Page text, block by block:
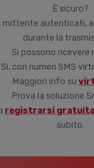
È sicuro?
mittente autenticati,
durante la
Si possono ricevere
Sì, con numeri SMS
Maggiori info su
Prova la soluzione
registrarsi
subito.